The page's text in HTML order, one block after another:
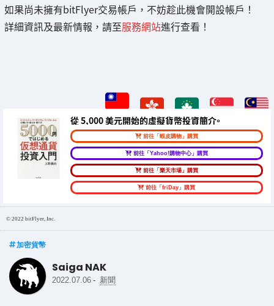
如果尚未擁有bitFlyer交易帳戶，不妨趁此機會開設帳戶！
詳細資訊及最新情報，請至服務網站進行查看！
從 5,000 美元開始的虛擬貨幣投資簡介。
前往「蝦皮購物」購買
前往「Yahoo!購物中心」購買
前往「樂天市場」購買
前往「friDay」購買
© 2022 bitFlyer, Inc.
加密貨幣
Saiga NAK
2022.07.06 - 新聞